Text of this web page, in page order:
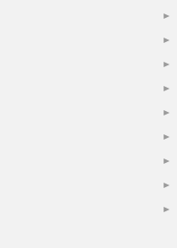
►
►
►
►
►
►
►
►
►